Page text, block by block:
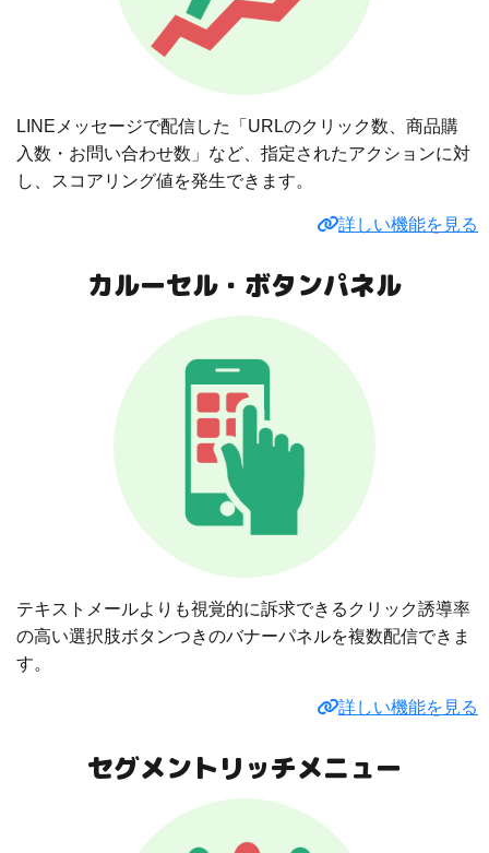
LINEメッセージで配信した「URLのクリック数、商品購
入数・お問い合わせ数」など、指定されたアクションに対
し、スコアリング値を発生できます。
詳しい機能を見る
カルーセル・ボタンパネル
テキストメールよりも視覚的に訴求できるクリック誘導率
の高い選択肢ボタンつきのバナーパネルを複数配信できま
す。
詳しい機能を見る
セグメントリッチメニュー